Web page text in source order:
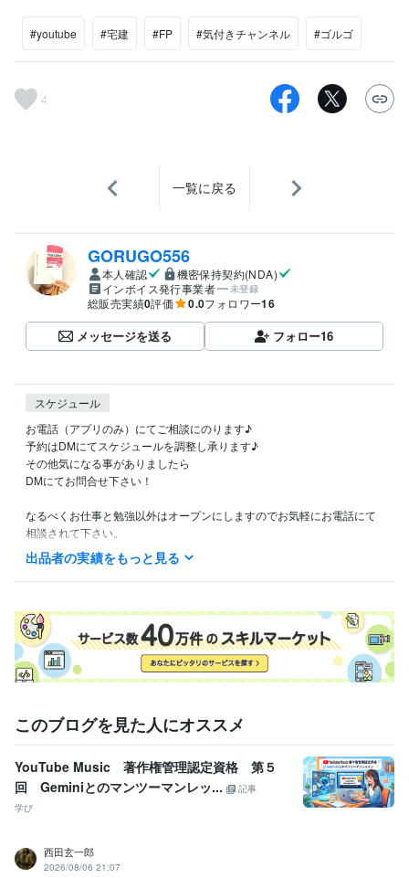
#youtube #宅建 #FP #気付きチャンネル #ゴルゴ
4
一覧に戻る
GORUGO556
本人確認
機密保持契約(NDA)
インボイス発行事業者
未登録
総販売実績0評価 0.0フォロワー16
メッセージを送る フォロー16
スケジュール
お電話（アプリのみ）にてご相談にのります♪
予約はDMにてスケジュールを調整し承ります♪
その他気になる事がありましたら
DMにてお問合せ下さい！
なるべくお仕事と勉強以外はオープンにしますのでお気軽にお電話にて
相談されて下さい。
一緒に合格を目指しましょう！
受験生の気持ちはリベンジした者が1番分かる！
資格・検定
宅建士 取得年 : 2023年
FP2級 取得年 : 2023年
悩み相談・カウンセリング
宅建 独学 寂しい 相談 勉強
出品者の実績をもっと見る
このブログを見た人にオススメ
YouTube Music 著作権管理認定資格 第５
回 Geminiとのマンツーマンレッ...
記事
学び
西田玄一郎
2026/08/06 21:07